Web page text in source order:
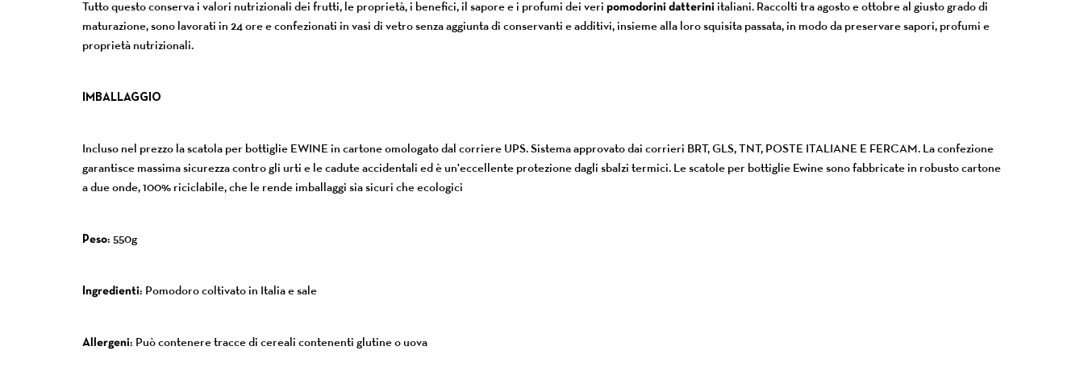
Tutto questo conserva i valori nutrizionali dei frutti, le proprietà, i benefici, il sapore e i profumi dei veri pomodorini datterini italiani. Raccolti tra agosto e ottobre al giusto grado di
maturazione, sono lavorati in 24 ore e confezionati in vasi di vetro senza aggiunta di conservanti e additivi, insieme alla loro squisita passata, in modo da preservare sapori, profumi e
proprietà nutrizionali.
IMBALLAGGIO
Incluso nel prezzo la scatola per bottiglie EWINE in cartone omologato dal corriere UPS. Sistema approvato dai corrieri BRT, GLS, TNT, POSTE ITALIANE E FERCAM. La confezione
garantisce massima sicurezza contro gli urti e le cadute accidentali ed è un'eccellente protezione dagli sbalzi termici. Le scatole per bottiglie Ewine sono fabbricate in robusto cartone
a due onde, 100% riciclabile, che le rende imballaggi sia sicuri che ecologici
Peso: 550g
Ingredienti: Pomodoro coltivato in Italia e sale
Allergeni: Può contenere tracce di cereali contenenti glutine o uova